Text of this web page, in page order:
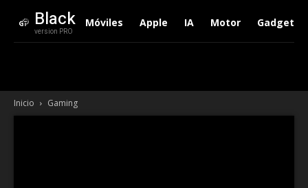
Black
version PRO
Móviles Apple IA Motor Gadgets
Inicio Gaming